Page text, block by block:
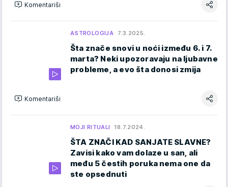
Komentariši
ASTROLOGIJA 7.3.2025.
Šta znače snovi u noći između 6. i 7.
marta? Neki upozoravaju na ljubavne
probleme, a evo šta donosi zmija
Komentariši
MOJI RITUALI 18.7.2024.
ŠTA ZNAČI KAD SANJATE SLAVNE?
Zavisi kako vam dolaze u san, ali
među 5 čestih poruka nema one da
ste opsednuti